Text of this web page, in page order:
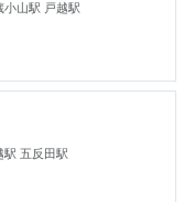
小山駅 戸越駅
駅 五反田駅